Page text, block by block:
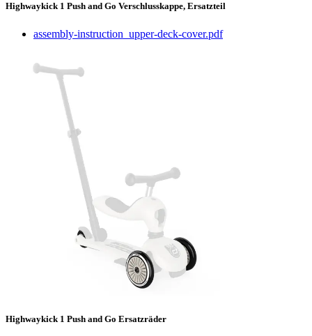
Highwaykick 1 Push and Go Verschlusskappe, Ersatzteil
assembly-instruction_upper-deck-cover.pdf
Highwaykick 1 Push and Go Ersatzräder